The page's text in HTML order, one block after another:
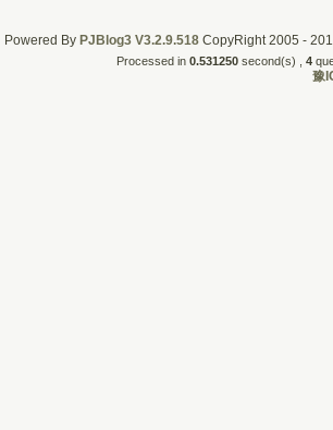
Powered By PJBlog3 V3.2.9.518CopyRight 2005 -
Processed in 0.531250second(s) , 4
豫